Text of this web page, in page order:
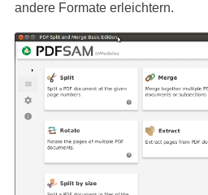
andere Formate erleichtern.